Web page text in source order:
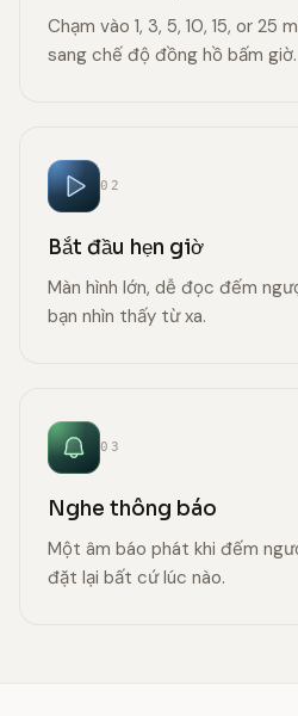
Chạm vào 1, 3, 5, 10, 15, or
sang chế độ đồng hồ bấm giờ.
02
Bắt đầu hẹn giờ
Màn hình lớn, dễ đọc đếm
bạn nhìn thấy từ xa.
03
Nghe thông báo
Một âm báo phát khi đếm
đặt lại bất cứ lúc nào.